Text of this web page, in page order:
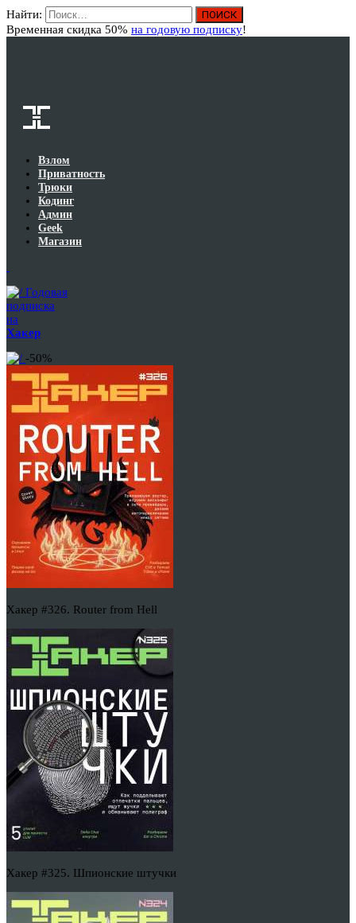
Найти:
Временная скидка 50% на годовую подписку!
Взлом
Приватность
Трюки
Кодинг
Админ
Geek
Магазин
Годовая
подписка
на
Хакер
-50%
Хакер #326. Router from Hell
Хакер #325. Шпионские штучки